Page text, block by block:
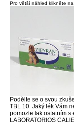
Pro větší náhled klikněte
Podělte se o svou
TBL 10. Jaký lék Vám
pomozte tak ostatním s
LABORATORIOS